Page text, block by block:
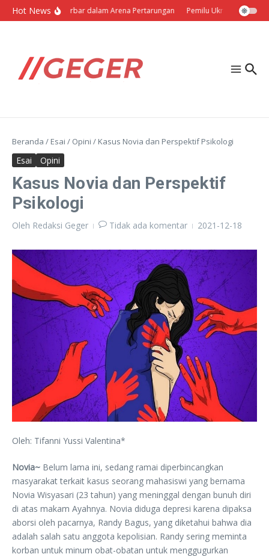
Lewati ke konten
Hot NewsPolitik Barbar dalam Arena Pertarungan Pemilu Ukraina: Milih
Beranda / Esai / Opini / Kasus Novia dan Perspektif Psikologi
Esai Opini
Kasus Novia dan Perspektif
Psikologi
Oleh Redaksi Geger Tidak ada komentar 2021-12-18
Oleh: Tifanni Yussi Valentina*
Novia~ Belum lama ini, sedang ramai diperbincangkan
masyarakat terkait kasus seorang mahasiswi yang bernama
Novia Wisyasari (23 tahun) yang meninggal dengan bunuh diri
di atas makam Ayahnya. Novia diduga depresi karena dipaksa
aborsi oleh pacarnya, Randy Bagus, yang diketahui bahwa dia
adalah salah satu anggota kepolisian. Randy sering meminta
korban untuk minum obat-obatan untuk menggugurkan